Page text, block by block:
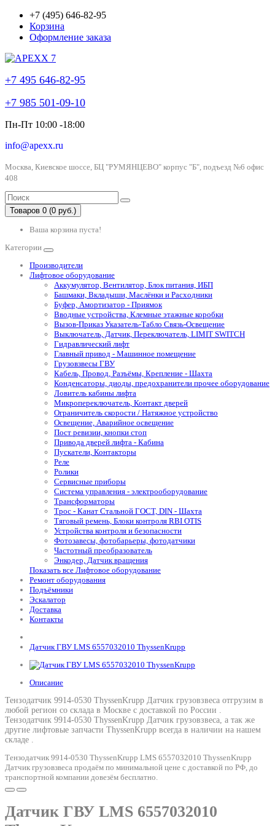
+7 (495) 646-82-95
Корзина
Оформление заказа
+7 495 646-82-95
+7 985 501-09-10
Пн-Пт 10:00 -18:00
info@apexx.ru
Москва, Киевское шоссе, БЦ "РУМЯНЦЕВО" корпус "Б", подъезд №6 офис
408
Товаров 0 (0 руб.)
Ваша корзина пуста!
Категории
Производители
Лифтовое оборудование
Аккумулятор, Вентилятор, Блок питания, ИБП
Башмаки, Вкладыши, Маслёнки и Расходники
Буфер, Амортизатор - Приямок
Вводные устройства, Клемные этажные коробки
Вызов-Приказ Указатель-Табло Связь-Освещение
Выключатель, Датчик, Переключатель, LIMIT SWITCH
Гидравлический лифт
Главный привод - Машинное помещение
Грузовзвесы ГВУ
Кабель, Провод, Разъёмы, Крепление - Шахта
Конденсаторы, диоды, предохранители прочее оборудование
Ловитель кабины лифта
Микропереключатель, Контакт дверей
Ограничитель скорости / Натяжное устройство
Освещение, Аварийное освещение
Пост ревизии, кнопки стоп
Привода дверей лифта - Кабина
Пускатели, Контакторы
Реле
Ролики
Сервисные приборы
Система управления - электрооборудование
Трансформаторы
Трос - Канат Стальной ГОСТ, DIN - Шахта
Тяговый ремень, Блоки контроля RBI OTIS
Устройства контроля и безопасности
Фотозавесы, фотобарьеры, фотодатчики
Частотный преобразователь
Энкодер, Датчик вращения
Показать все Лифтовое оборудование
Ремонт оборудования
Подъёмники
Эскалатор
Доставка
Контакты
Датчик ГВУ LMS 6557032010 ThyssenKrupp
Описание
Тензодатчик 9914-0530 ThyssenKrupp Датчик грузовзвеса отгрузим в
любой регион со склада в Москве с доставкой по России .
Тензодатчик 9914-0530 ThyssenKrupp Датчик грузовзвеса, а так же
другие лифтовые запчасти ThyssenKrupp всегда в наличии на нашем
складе .
Тензодатчик 9914-0530 ThyssenKrupp LMS 6557032010 ThyssenKrupp
Датчик грузовзвеса продаём по минимальной цене с доставкой по РФ, до
транспортной компании довезём бесплатно.
Датчик ГВУ LMS 6557032010